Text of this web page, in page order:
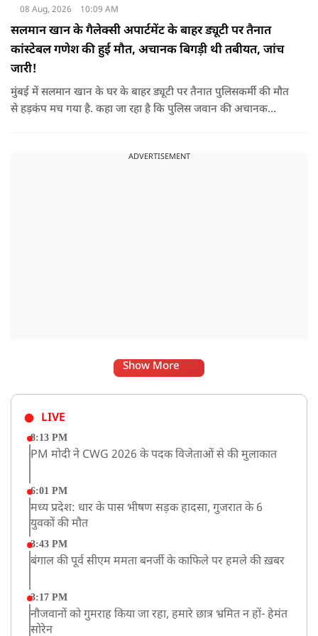
08 Aug, 2026 10:09 AM
सलमान खान के गैलेक्सी अपार्टमेंट के बाहर ड्यूटी पर तैनात
कांस्टेबल गणेश की हुई मौत, अचानक बिगड़ी थी तबीयत, जांच
जारी!
मुंबई में सलमान खान के घर के बाहर ड्यूटी पर तैनात पुलिसकर्मी की मौत
से हड़कंप मच गया है. कहा जा रहा है कि पुलिस जवान की अचानक
ADVERTISEMENT
Show More
LIVE
8:13 PM
PM मोदी ने CWG 2026 के पदक विजेताओं से की मुलाकात
6:01 PM
मध्य प्रदेश: धार के पास भीषण सड़क हादसा, गुजरात के 6
युवकों की मौत
3:43 PM
बंगाल की पूर्व सीएम ममता बनर्जी के काफिले पर हमले की ख़बर
3:17 PM
नौजवानों को गुमराह किया जा रहा, हमारे छात्र भ्रमित न हों- हेमंत
सोरेन